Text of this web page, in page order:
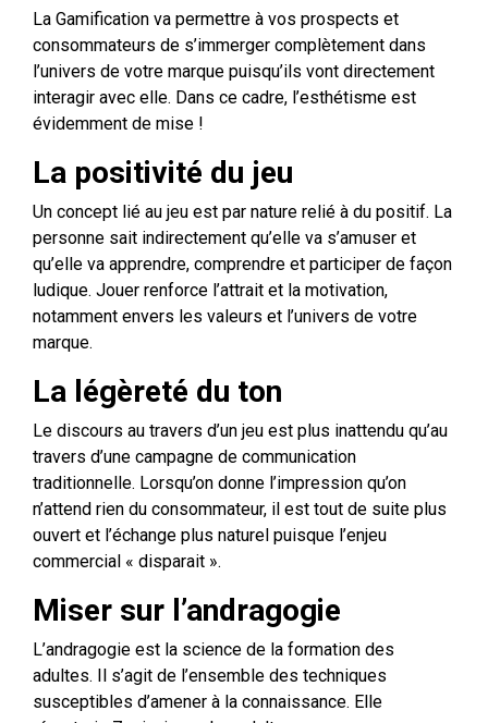
La Gamification va permettre à vos prospects et
consommateurs de s’immerger complètement dans
l’univers de votre marque puisqu’ils vont directement
interagir avec elle. Dans ce cadre, l’esthétisme est
évidemment de mise !
La positivité du jeu
Un concept lié au jeu est par nature relié à du positif. La
personne sait indirectement qu’elle va s’amuser et
qu’elle va apprendre, comprendre et participer de façon
ludique. Jouer renforce l’attrait et la motivation,
notamment envers les valeurs et l’univers de votre
marque.
La légèreté du ton
Le discours au travers d’un jeu est plus inattendu qu’au
travers d’une campagne de communication
traditionnelle. Lorsqu’on donne l’impression qu’on
n’attend rien du consommateur, il est tout de suite plus
ouvert et l’échange plus naturel puisque l’enjeu
commercial « disparait ».
Miser sur l’andragogie
L’andragogie est la science de la formation des
adultes. Il s’agit de l’ensemble des techniques
susceptibles d’amener à la connaissance. Elle